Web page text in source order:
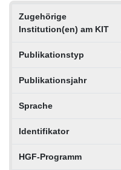
Zugehörige
Institution(en) am KIT
Publikationstyp
Publikationsjahr
Sprache
Identifikator
HGF-Programm